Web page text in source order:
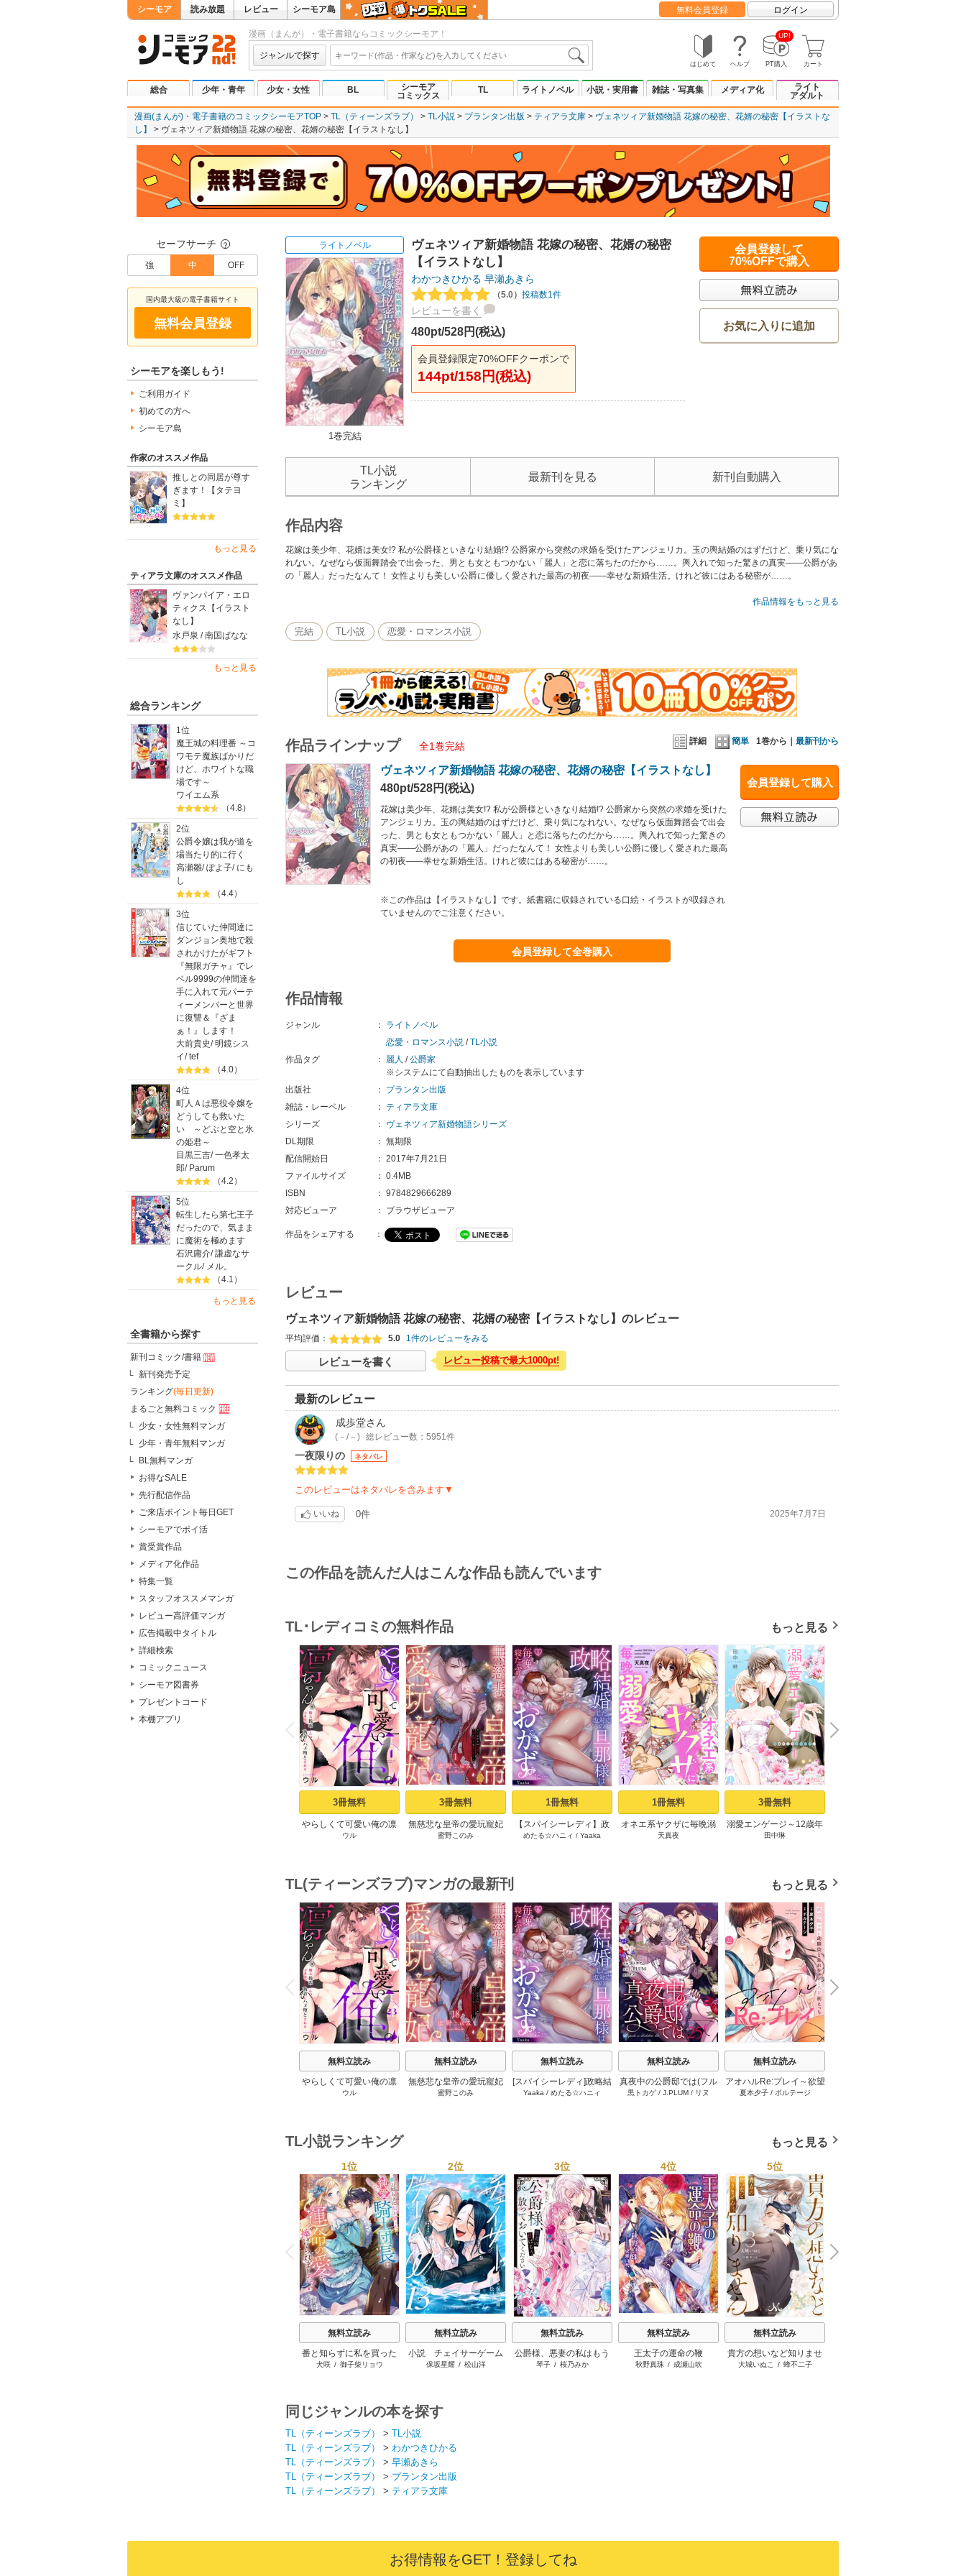
シーモア 読み放題 レビュー シーモア島 無料会員登録 ログイン
漫画（まんが）・電子書籍ならコミックシーモア！
ジャンルで探す
はじめて ヘルプ
UP!
PT購入 カート
総合 少年・青年 少女・女性 BL
シーモア
コミックス
TL ライトノベル 小説・実用書 雑誌・写真集 メディア化
ライト
アダルト
漫画(まんが)・電子書籍のコミックシーモアTOP TL（ティーンズラブ） TL小説 プランタン出版 ティアラ文庫
ヴェネツィア新婚物語 花嫁の秘密、花婿の秘密【イラストな
し】
ヴェネツィア新婚物語 花嫁の秘密、花婿の秘密【イラストなし】
セーフサーチ ？
強 中 OFF
国内最大級の電子書籍サイト
無料会員登録
シーモアを楽しもう!
ご利用ガイド
初めての方へ
シーモア島
作家のオススメ作品
推しとの同居が尊す
ぎます！【タテヨ
ミ】
もっと見る
ティアラ文庫のオススメ作品
ヴァンパイア・エロ
ティクス【イラスト
なし】
水戸泉 / 南国ばなな
もっと見る
総合ランキング
1位
魔王城の料理番 ～コ
ワモテ魔族ばかりだ
けど、ホワイトな職
場です～
ワイエム系
（4.8）
2位
公爵令嬢は我が道を
場当たり的に行く
高瀬雛/ぽよ子/ にも
し
（4.4）
3位
信じていた仲間達に
ダンジョン奥地で殺
されかけたがギフト
『無限ガチャ』でレ
ベル9999の仲間達を
手に入れて元パーテ
ィーメンバーと世界
に復讐＆『ざま
ぁ！』します！
大前貴史/明鏡シス
イ/tef
（4.0）
4位
町人Ａは悪役令嬢を
どうしても救いた
い ～どぶと空と氷
の姫君～
目黒三吉/一色孝太
郎/ Parum
（4.2）
5位
転生したら第七王子
だったので、気まま
に魔術を極めます
石沢庸介/謙虚なサ
ークル/ メル。
（4.1）
もっと見る
全書籍から探す
新刊コミック/書籍
新刊発売予定
ランキング(毎日更新)
まるごと無料コミック
少女・女性無料マンガ
少年・青年無料マンガ
BL無料マンガ
お得なSALE
先行配信作品
ご来店ポイント毎日GET
シーモアでポイ活
賞受賞作品
メディア化作品
特集一覧
スタッフオススメマンガ
レビュー高評価マンガ
広告掲載中タイトル
詳細検索
コミックニュース
シーモア図書券
プレゼントコード
本棚アプリ
ライトノベル
1巻完結
ヴェネツィア新婚物語 花嫁の秘密、花婿の秘密
【イラストなし】
わかつきひかる 早瀬あきら
（5.0） 投稿数1件
レビューを書く
480pt/528円(税込)
会員登録限定70%OFFクーポンで
144pt/158円(税込)
会員登録して
70%OFFで購入
お気に入りに追加
TL小説
ランキング
最新刊を見る 新刊自動購入
作品内容
花嫁は美少年、花婿は美女!? 私が公爵様といきなり結婚!? 公爵家から突然の求婚を受けたアンジェリカ。玉の輿結婚のはずだけど、乗り気にな
れない。なぜなら仮面舞踏会で出会った、男とも女ともつかない「麗人」と恋に落ちたのだから……。輿入れで知った驚きの真実――公爵があ
の「麗人」だったなんて！ 女性よりも美しい公爵に優しく愛された最高の初夜――幸せな新婚生活。けれど彼にはある秘密が……。
作品情報をもっと見る
完結 TL小説 恋愛・ロマンス小説
詳細 簡単 1巻から｜ 最新刊から
作品ラインナップ 全1巻完結
会員登録して購入
ヴェネツィア新婚物語 花嫁の秘密、花婿の秘密【イラストなし】
480pt/528円(税込)
花嫁は美少年、花婿は美女!? 私が公爵様といきなり結婚!? 公爵家から突然の求婚を受けた
アンジェリカ。玉の輿結婚のはずだけど、乗り気になれない。なぜなら仮面舞踏会で出会
った、男とも女ともつかない「麗人」と恋に落ちたのだから……。輿入れで知った驚きの
真実――公爵があの「麗人」だったなんて！ 女性よりも美しい公爵に優しく愛された最高
の初夜――幸せな新婚生活。けれど彼にはある秘密が……。
※この作品は【イラストなし】です。紙書籍に収録されている口絵・イラストが収録され
ていませんのでご注意ください。
会員登録して全巻購入
作品情報
ジャンル ：
ライトノベル
恋愛・ロマンス小説 /TL小説
作品タグ
： 麗人 /公爵家
※システムにて自動抽出したものを表示しています
出版社
：
プランタン出版
雑誌・レーベル
： ティアラ文庫
シリーズ
：
ヴェネツィア新婚物語シリーズ
DL期限
： 無期限
配信開始日
： 2017年7月21日
ファイルサイズ
： 0.4MB
ISBN
： 9784829666289
対応ビューア
： ブラウザビューア
作品をシェアする ：
レビュー
ヴェネツィア新婚物語 花嫁の秘密、花婿の秘密【イラストなし】のレビュー
平均評価： 5.0 1件のレビューをみる
レビューを書く レビュー投稿で最大1000pt!
最新のレビュー
成歩堂さん
(－/－) 総レビュー数：5951件
一夜限りの ネタバレ
このレビューはネタバレを含みます▼
いいね 0件 2025年7月7日
この作品を読んだ人はこんな作品も読んでいます
TL･レディコミの無料作品 もっと見る
P
r
e
v
i
o
u
s
3冊無料
やらしくて可愛い俺の凛
ちゃん。～隣人後輩くん
ウル
3冊無料
無慈悲な皇帝の愛玩寵妃
―おわらぬ快楽、閨に響
蜜野このみ
1冊無料
【スパイシーレディ】政
略結婚した塩対応の旦那
めたる☆ハニィ / Yaaka
1冊無料
オネエ系ヤクザに毎晩溺
愛されてます【描き下ろ
天真夜
3冊無料
溺愛エンゲージ～12歳年
上のオジサマと～ 1巻
田中琳
N
e
x
t
TL(ティーンズラブ)マンガの最新刊 もっと見る
P
r
e
v
i
o
u
s
無料立読み
やらしくて可愛い俺の凛
ちゃん。～隣人後輩くん
ウル
無料立読み
無慈悲な皇帝の愛玩寵妃
―おわらぬ快楽、閨に響
蜜野このみ
無料立読み
[スパイシーレディ]政略結
婚した塩対応の旦那様は
Yaaka / めたる☆ハニィ
無料立読み
真夜中の公爵邸では(フル
カラー) 25巻
黒トカゲ / J.PLUM / リヌ
無料立読み
アオハルRe:プレイ～欲望
駄々モレ幼馴染と焦れキ
夏本夕子/ ボルテージ
N
e
x
t
TL小説ランキング もっと見る
P
r
e
v
i
o
u
s
1位
無料立読み
番と知らずに私を買った
純愛こじらせ騎士団長に
犬咲/ 御子柴リョウ
2位
無料立読み
小説 チェイサーゲーム
W
保坂星耀/ 松山洋
3位
無料立読み
公爵様、悪妻の私はもう
放っておいてください
琴子/ 桜乃みか
4位
無料立読み
王太子の運命の鞭
秋野真珠 / 成瀬山吹
5位
無料立読み
貴方の想いなど知りませ
ん
大城いぬこ / 蜂不二子
N
e
x
t
同じジャンルの本を探す
TL（ティーンズラブ） > TL小説
TL（ティーンズラブ）
> わかつきひかる
TL（ティーンズラブ）
> 早瀬あきら
TL（ティーンズラブ）
> プランタン出版
TL（ティーンズラブ）
> ティアラ文庫
お得情報をGET！登録してね